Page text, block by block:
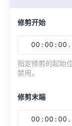
修剪开始
00 : 00 : 00 .
指定修剪的起始
禁用。
修剪末端
00 : 00 : 00 .